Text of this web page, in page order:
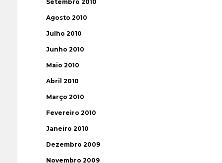
Setembro 2010
Agosto 2010
Julho 2010
Junho 2010
Maio 2010
Abril 2010
Março 2010
Fevereiro 2010
Janeiro 2010
Dezembro 2009
Novembro 2009